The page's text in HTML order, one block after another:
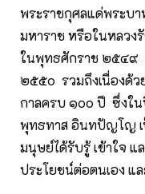
พระราชกุศลแด่พระบ
มหาราช หรือในหลวง
ในพุทธศักราช ๒๕๔๙
๒๕๕๐ รวมถึงเนื่องด้
กาลครบ ๑๐๐ ปี ซึ่งใน
พุทธทาส อินทปัญโญ เ
มนุษย์ได้รับรู้ เข้าใจ แ
ประโยชน์ต่อตนเอง แ